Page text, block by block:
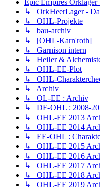
Epic Empires
↳ OrkHeerLager -
↳ OHL-Projekte
↳ bau-archiv
↳ [OHL-Karn'roth]
↳ Garnison intern
↳ Heiler &
↳ OHL-EE-Plot
↳ OHL-
↳ Archiv
↳ OL-EE : Archiv
↳ DF-OHL : 2008-
↳ OHL-EE 2013
↳ OHL-EE 2014
↳ EE-OHL :
↳ OHL-EE 2015
↳ OHL-EE 2016
↳ OHL-EE 2017
↳ OHL-EE 2018
↳ OHL-EE 2019